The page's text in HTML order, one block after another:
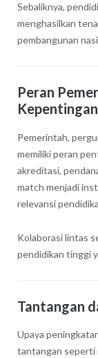
Sebaliknya,
menghasilkan
pembangunan
Peran
Kepentingan
Pemerintah,
memiliki peran
akreditasi,
match menjadi
relevansi
Kolaborasi lintas
pendidikan tinggi
Tantangan
Upaya
tantangan seperti